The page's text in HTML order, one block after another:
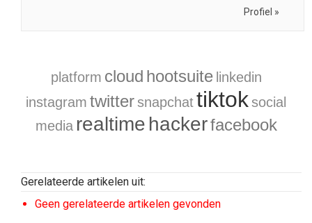
Profiel »
platform cloud hootsuite linkedin
instagram twittersnapchattiktoksocial
media realtime hackerfacebook
Gerelateerde artikelen uit:
Geen gerelateerde artikelen gevonden